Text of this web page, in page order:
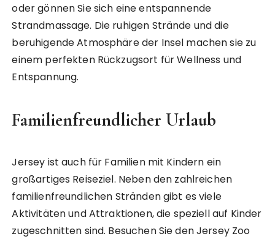
oder gönnen Sie sich eine entspannende
Strandmassage. Die ruhigen Strände und die
beruhigende Atmosphäre der Insel machen sie zu
einem perfekten Rückzugsort für Wellness und
Entspannung.
Familienfreundlicher Urlaub
Jersey ist auch für Familien mit Kindern ein
großartiges Reiseziel. Neben den zahlreichen
familienfreundlichen Stränden gibt es viele
Aktivitäten und Attraktionen, die speziell auf Kinder
zugeschnitten sind. Besuchen Sie den Jersey Zoo